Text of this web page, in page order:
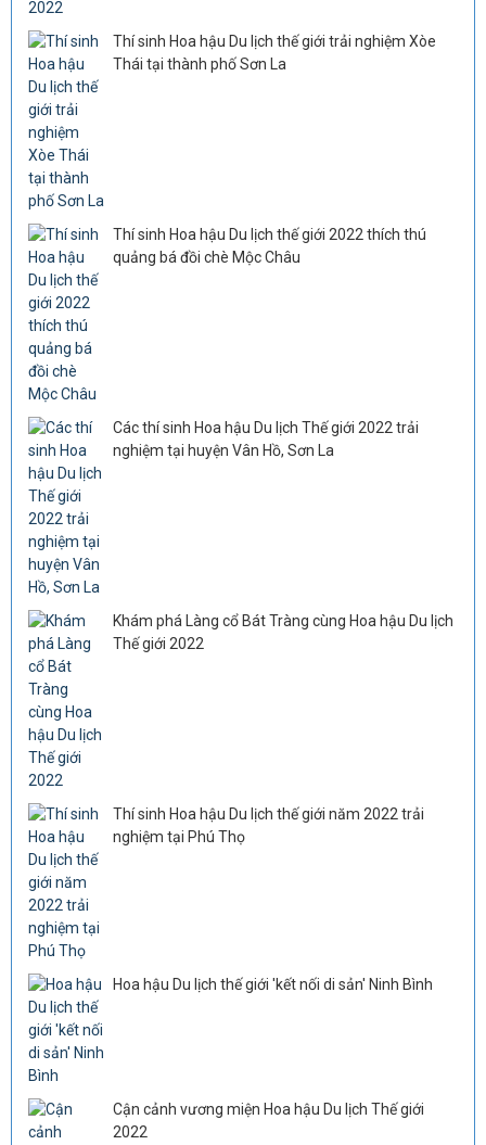
Thí sinh Hoa hậu Du lịch thế giới trải nghiệm Xòe
Thái tại thành phố Sơn La
Thí sinh Hoa hậu Du lịch thế giới 2022 thích thú
quảng bá đồi chè Mộc Châu
Các thí sinh Hoa hậu Du lịch Thế giới 2022 trải
nghiệm tại huyện Vân Hồ, Sơn La
Khám phá Làng cổ Bát Tràng cùng Hoa hậu Du lịch
Thế giới 2022
Thí sinh Hoa hậu Du lịch thế giới năm 2022 trải
nghiệm tại Phú Thọ
Hoa hậu Du lịch thế giới 'kết nối di sản' Ninh Bình
Cận cảnh vương miện Hoa hậu Du lịch Thế giới
2022